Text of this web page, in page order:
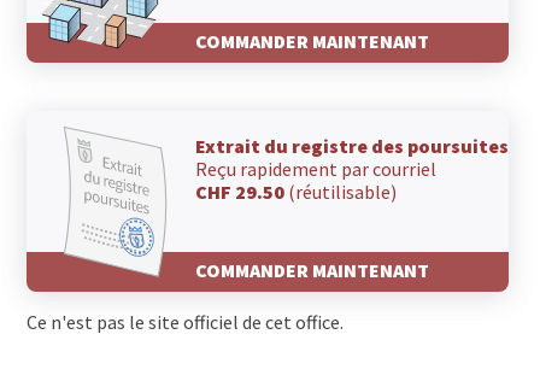
COMMANDER MAINTENANT
Extrait du registre des poursuites
Reçu rapidement par courriel
CHF 29.50 (réutilisable)
COMMANDER MAINTENANT
Ce n'est pas le site officiel de cet office.